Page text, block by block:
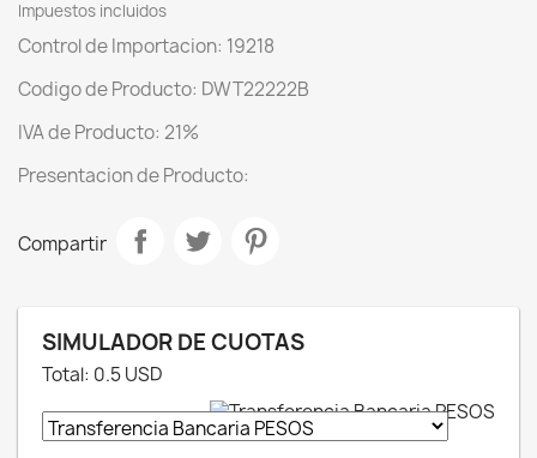
Impuestos incluidos
Control de Importacion: 19218
Codigo de Producto: DWT22222B
IVA de Producto: 21%
Presentacion de Producto:
Compartir
SIMULADOR DE CUOTAS
Total: 0.5USD